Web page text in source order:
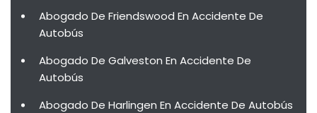
Abogado De Friendswood En Accidente De
Autobús
Abogado De Galveston En Accidente De
Autobús
Abogado De Harlingen En Accidente De Autobús